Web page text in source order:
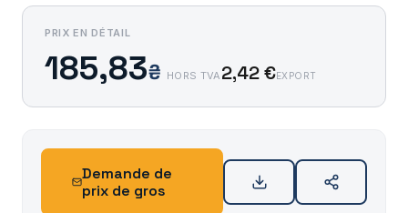
PRIX EN DÉTAIL
185,83₴ HORS TVA 2,42 €EXPORT
Demande de
prix de gros